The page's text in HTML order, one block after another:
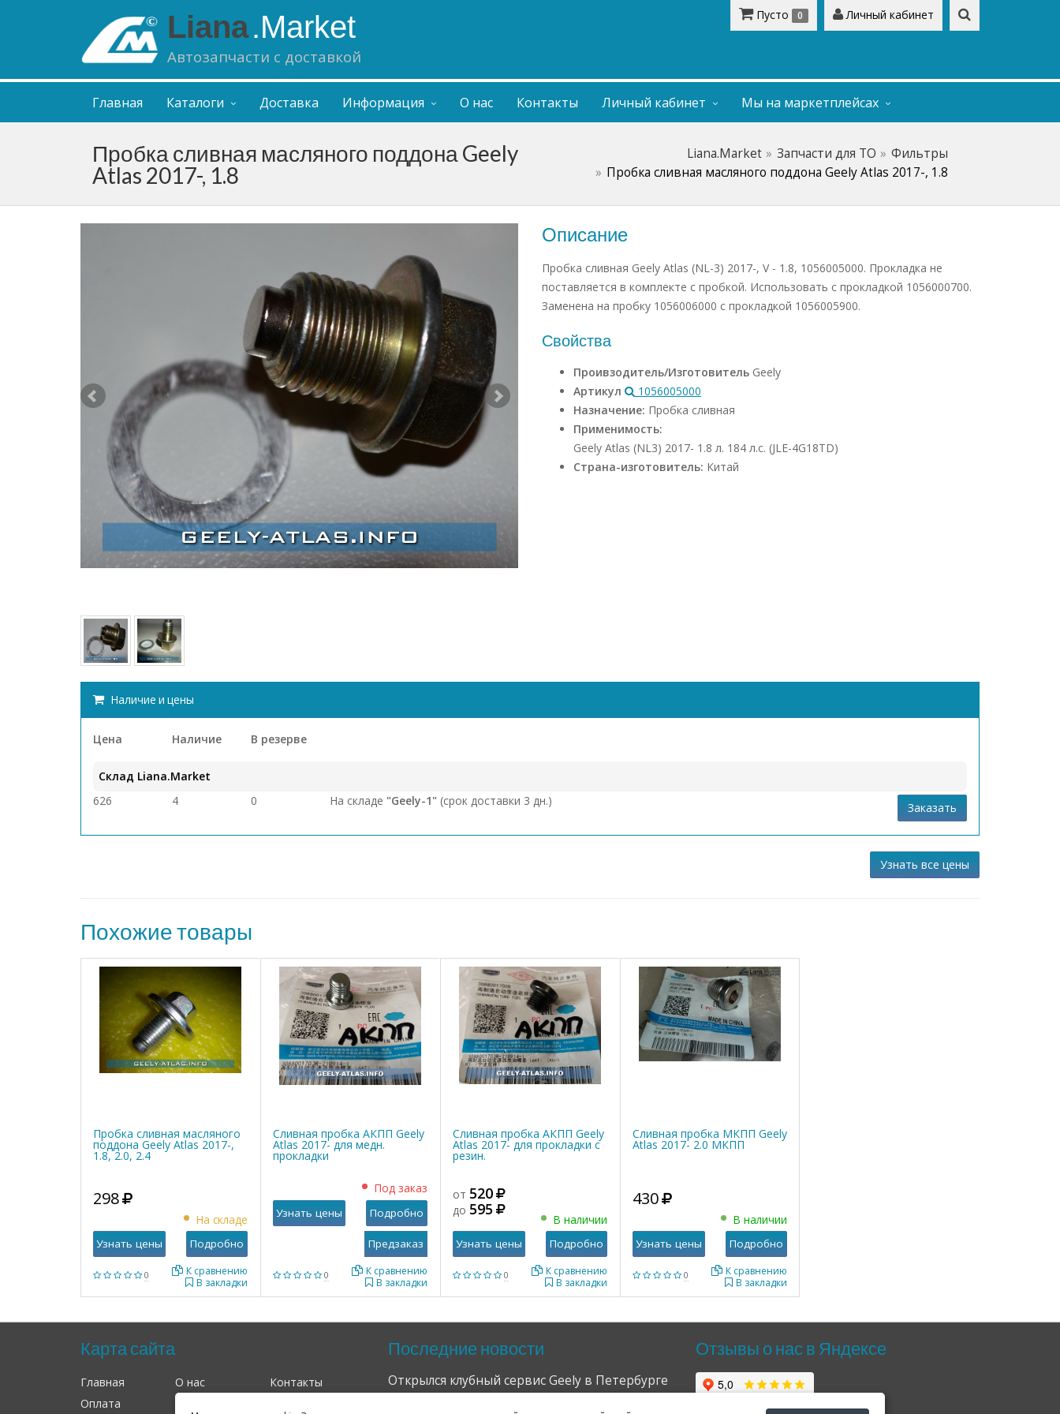
Liana.Market
Автозапчасти с доставкой
Пусто 0 Личный кабинет
Главная Каталоги Доставка Информация О нас Контакты Личный кабинет Мы на маркетплейсах
Пробка сливная масляного поддона Geely
Atlas 2017-, 1.8
Liana.Market Запчасти для ТО
Фильтры
Пробка сливная масляного поддона Geely Atlas 2017-, 1.8
Описание
Пробка сливная Geely Atlas (NL-3) 2017-, V - 1.8, 1056005000. Прокладка не
поставляется в комплекте с пробкой. Использовать с прокладкой 1056000700.
Заменена на пробку 1056006000 с прокладкой 1056005900.
Свойства
Проивзодитель/Изготовитель Geely
Артикул
1056005000
Назначение: Пробка сливная
Применимость:
Geely Atlas (NL3) 2017- 1.8 л. 184 л.с. (JLE-4G18TD)
Страна-изготовитель: Китай
Наличие и цены
Цена Наличие В резерве
Склад Liana.Market
626
4 0 На складе "Geely-1" (срок доставки 3 дн.) Заказать
Узнать все цены
Похожие товары
Пробка сливная масляного
поддона Geely Atlas 2017-,
1.8, 2.0, 2.4
0
298
На складе
В закладки
К сравнению
Узнать цены Подробно
Сливная пробка АКПП Geely
Atlas 2017- для медн.
прокладки
0
Под заказ
В закладки
К сравнению
Узнать цены Подробно
Сливная пробка АКПП Geely
Atlas 2017- для прокладки с
резин.
0
от 520
до 595
В наличии
В закладки
К сравнению
Узнать цены Подробно
Сливная пробка МКПП Geely
Atlas 2017- 2.0 МКПП
0
430
В наличии
В закладки
К сравнению
Узнать цены Подробно
Карта сайта
Главная О нас
Контакты
Оплата
Последние новости
Открылся клубный сервис Geely в Петербурге
Отзывы о нас в Яндексе